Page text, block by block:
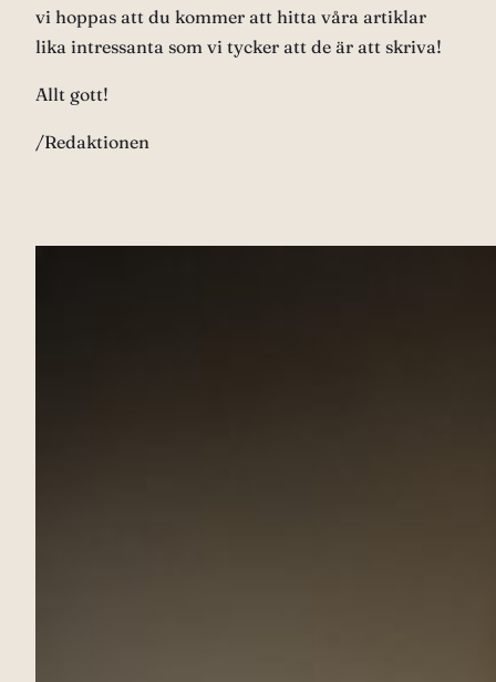
vi hoppas att du kommer att hitta våra artiklar
lika intressanta som vi tycker att de är att skriva!
Allt gott!
/Redaktionen